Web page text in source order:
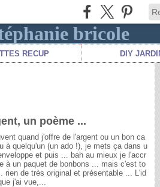
RECUP DIY
un poème ...
quand j'offre de l'argent ou un bon ca
à quelqu'un (un ado !), je mets ça dans u
et puis ... bah au mieux je l'accr
à un paquet de bonbons ... mais c'est to
rien de très original et présentable ... L'id
j'ai vue,...